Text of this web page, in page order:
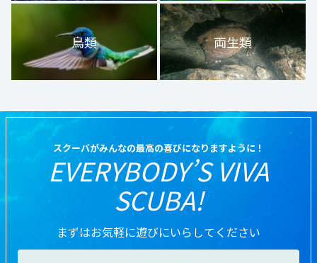
鳥類 両生類
スクーバがみんなの最高の喜びになりますように！
EVERYBODY’S VIVA
SCUBA!
まずはお気軽に遊びにいらしてください